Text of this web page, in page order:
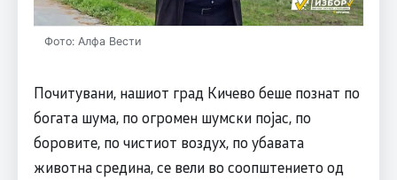
Фото: Алфа Вести
Почитувани, нашиот град Кичево беше познат по
богата шума, по огромен шумски појас, по
боровите, по чистиот воздух, по убавата
животна средина, се вели во соопштението од